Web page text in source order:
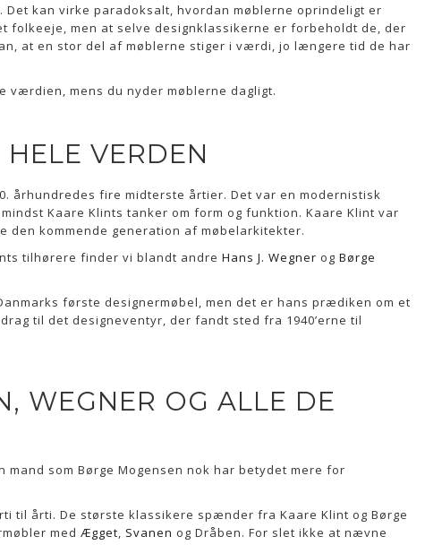
kan virke paradoksalt, hvordan møblerne oprindeligt er
folkeeje, men at selve designklassikerne er forbeholdt de, der
at en stor del af møblerne stiger i værdi, jo længere tid de har
værdien, mens du nyder møblerne dagligt.
VERDEN
århundredes fire midterste årtier. Det var en modernistisk
Kaare Klints tanker om form og funktion. Kaare Klint var
den kommende generation af møbelarkitekter.
tilhørere finder vi blandt andreHans J. Wegner ogBørge
første designermøbel, men det er hans prædiken om et
til det designeventyr, der fandt sted fra 1940’erne til
WEGNER OG ALLE DE
mand som Børge Mogensen nok har betydet mere for
til årti. De største klassikere spænder fra Kaare Klint og Børge
medÆgget, Svanen og Dråben. For slet ikke at nævne